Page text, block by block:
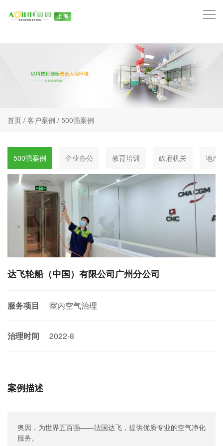
产品中心
服务项目
客户案例
奥因动态
联系奥因
首页 / 客户案例 / 500强案例
500强案例 企业办公 教育培训 政府机关 地产
达飞轮船（中国）有限公司广州分公司
服务项目 室内空气治理
治理时间 2022-8
案例描述
奥因，为世界五百强——法国达飞，提供优质专业的空气净化
服务。